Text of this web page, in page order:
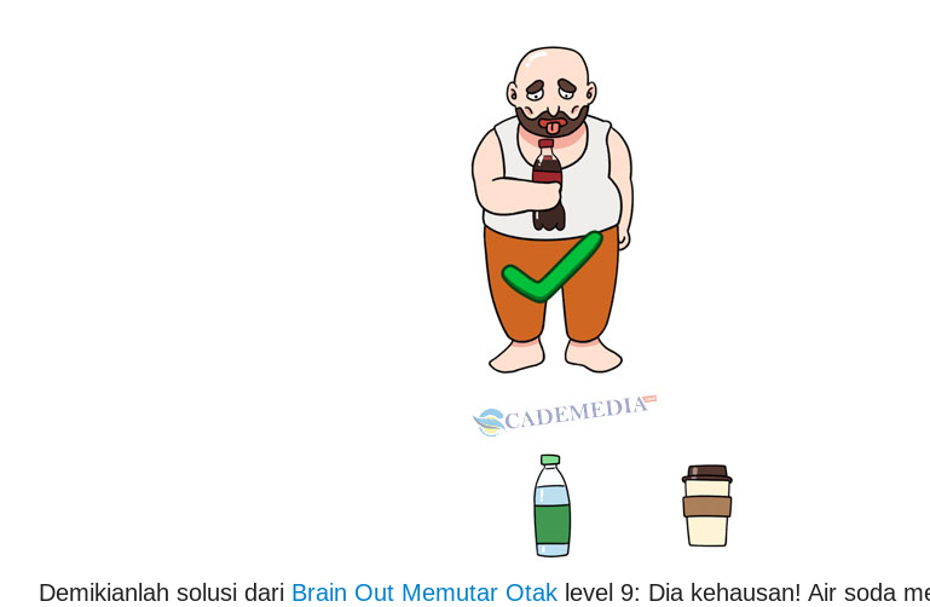
Demikianlah solusi dari Brain Out Memutar Otak level 9: Dia kehausan! Air soda